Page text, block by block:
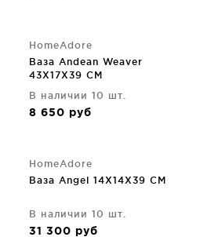
HomeAdore
Ваза Andean Weaver
43X17X39 CM
В наличии 10 шт.
8 650 руб
HomeAdore
Ваза Angel 14X14X39 CM
В наличии 10 шт.
31 300 руб